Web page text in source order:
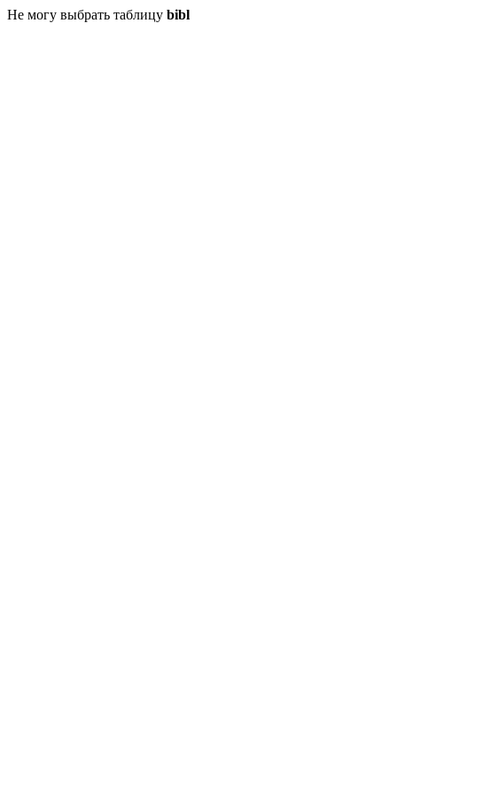
Не могу выбрать таблицу bibl